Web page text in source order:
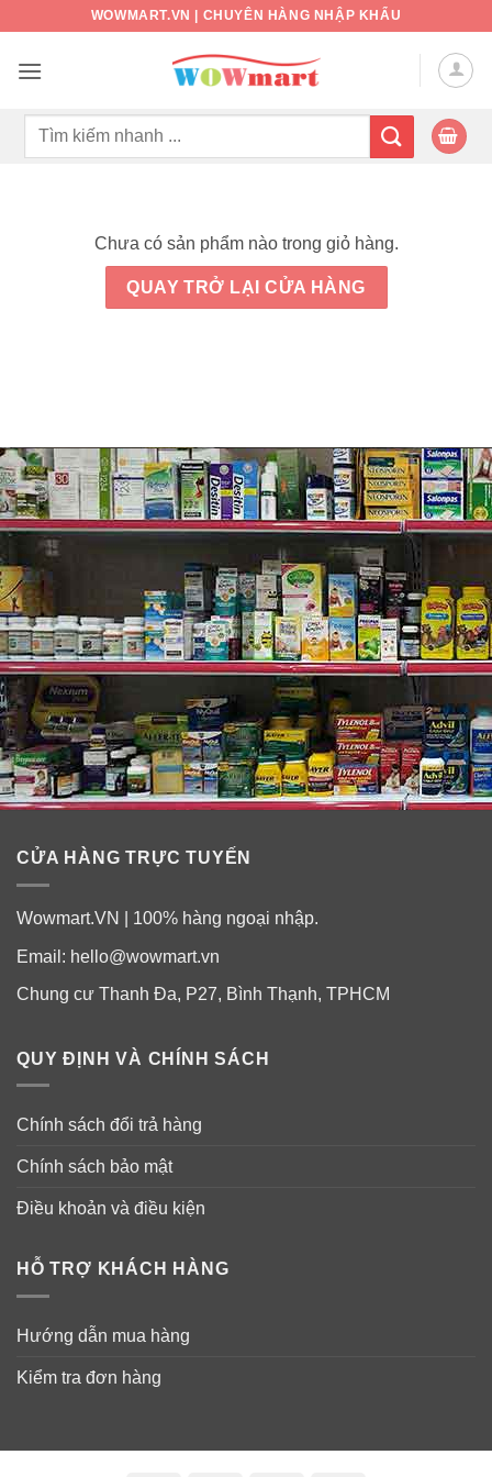
nội
WOWMART.VN | CHUYÊN HÀNG NHẬP KHẨU
Tìm
Chưa có sản phẩm nào trong giỏ hàng.
QUAY TRỞ LẠI CỬA HÀNG
CỬA HÀNG TRỰC TUYẾN
Wowmart.VN | 100% hàng ngoại nhập.
Email: hello@wowmart.vn
Chung cư Thanh Đa, P27, Bình Thạnh, TPHCM
QUY ĐỊNH VÀ CHÍNH SÁCH
Chính sách đổi trả hàng
Chính sách bảo mật
Điều khoản và điều kiện
HỖ TRỢ KHÁCH HÀNG
Hướng dẫn mua hàng
Kiểm tra đơn hàng